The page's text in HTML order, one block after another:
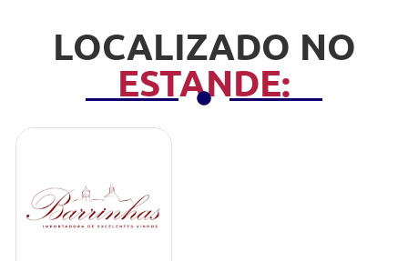
LOCALIZADO NO
ESTANDE: